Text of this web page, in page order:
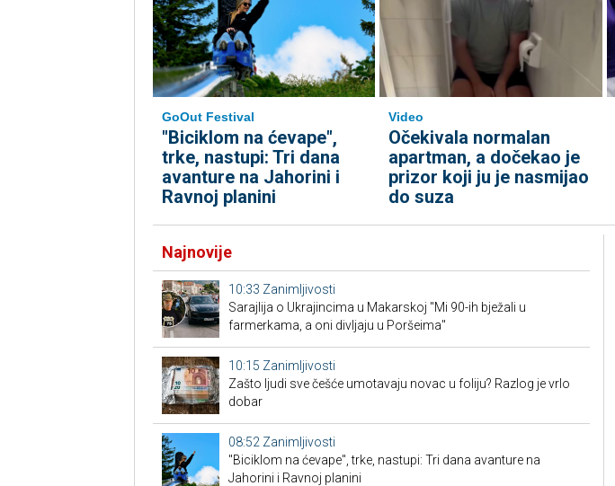
GoOut Festival
"Biciklom na ćevape",
trke, nastupi: Tri dana
avanture na Jahorini i
Ravnoj planini
Video
Očekivala normalan
apartman, a dočekao je
prizor koji ju je nasmijao
do suza
Najnovije
10:33 Zanimljivosti
Sarajlija o Ukrajincima u Makarskoj "Mi 90-ih bježali u
farmerkama, a oni divljaju u Poršeima"
10:15 Zanimljivosti
Zašto ljudi sve češće umotavaju novac u foliju? Razlog je vrlo
dobar
08:52 Zanimljivosti
"Biciklom na ćevape", trke, nastupi: Tri dana avanture na
Jahorini i Ravnoj planini